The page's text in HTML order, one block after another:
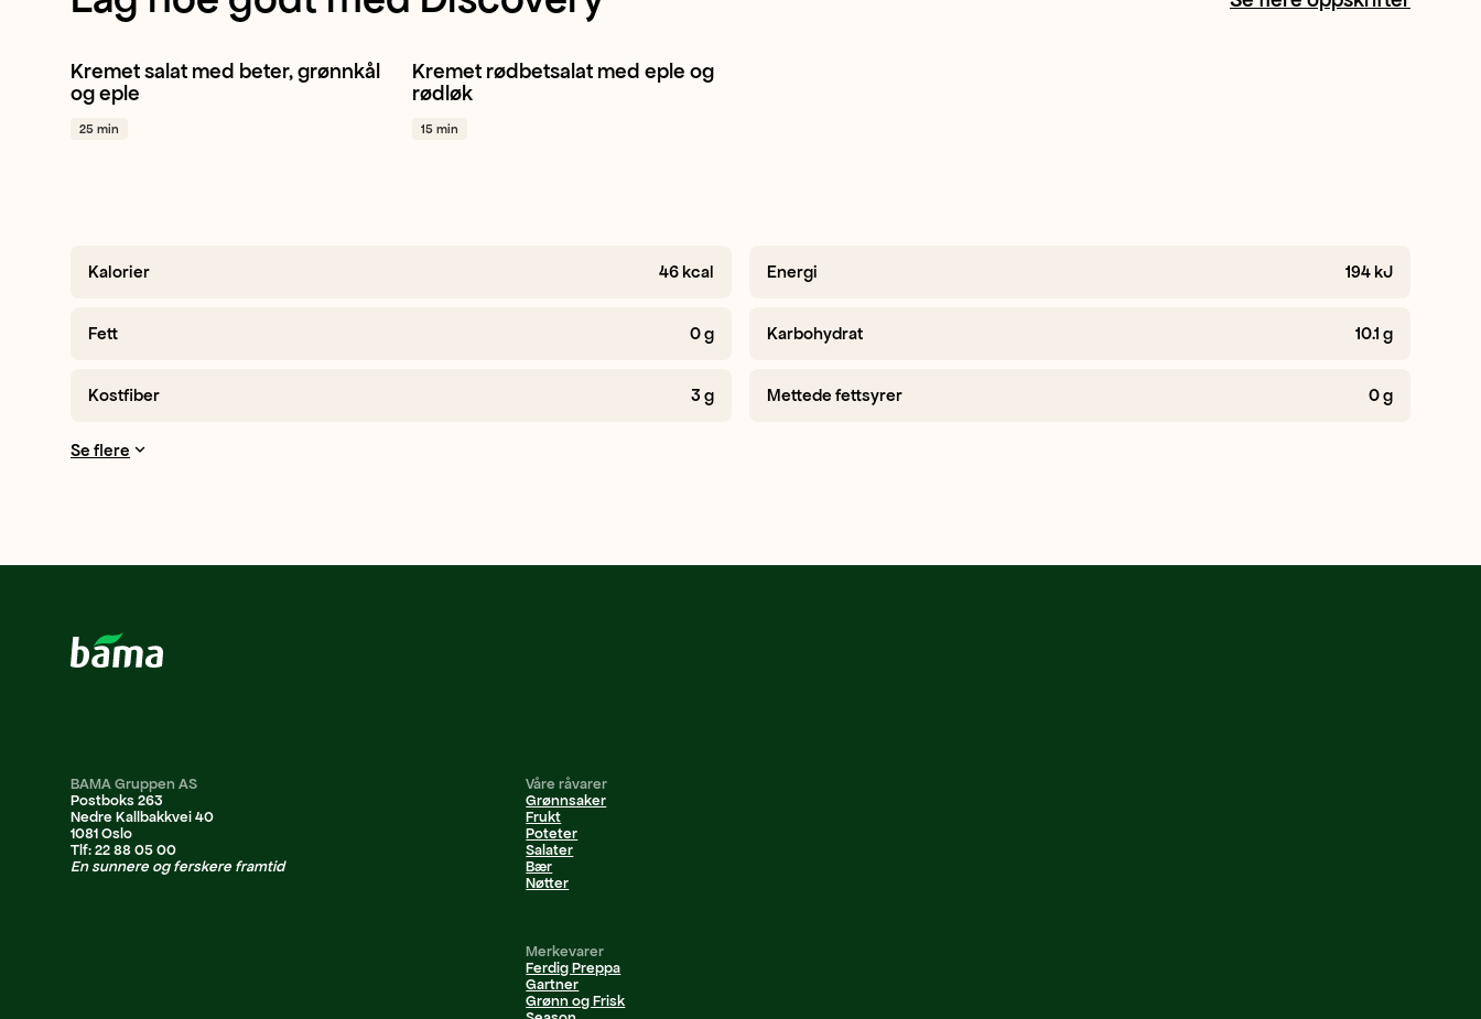
Salat Rødbete Grønnkål + 1
Kremet salat med beter, grønnkål
og eple
25 min
Rødløk Gressløk Epler + 1
Kremet rødbetsalat med eple og
rødløk
15 min
Kalorier 46 kcal Energi 194 kJ
Fett 0g Karbohydrat 10.1 g
Kostfiber 3 g Mettede fettsyrer 0g
Se flere
BAMA Gruppen AS
Postboks 263
Nedre Kallbakkvei 40
1081 Oslo
Tlf: 22 88 05 00
En sunnere og ferskere framtid
Våre råvarer
Grønnsaker
Frukt
Poteter
Salater
Bær
Nøtter
Merkevarer
Ferdig Preppa
Gartner
Grønn og Frisk